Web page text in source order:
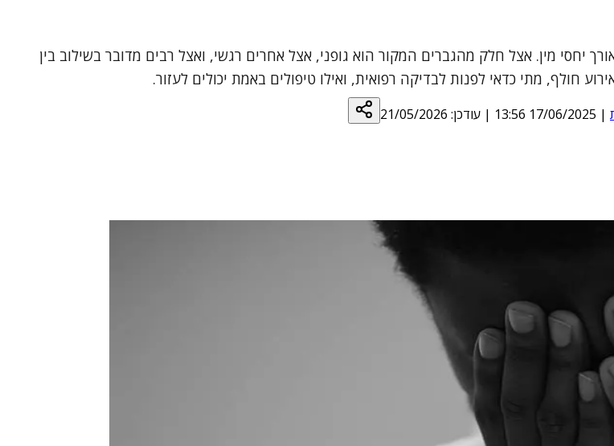
יחסי מין. אצל חלק מהגברים המקור הוא גופני, אצל אחרים רגשי, ואצל רבים מדובר בשילוב בין
חולף, מתי כדאי לפנות לבדיקה רפואית, ואילו טיפולים באמת יכולים לעזור.
|
17/06/2025 13:56 | עודכן: 21/05/2026